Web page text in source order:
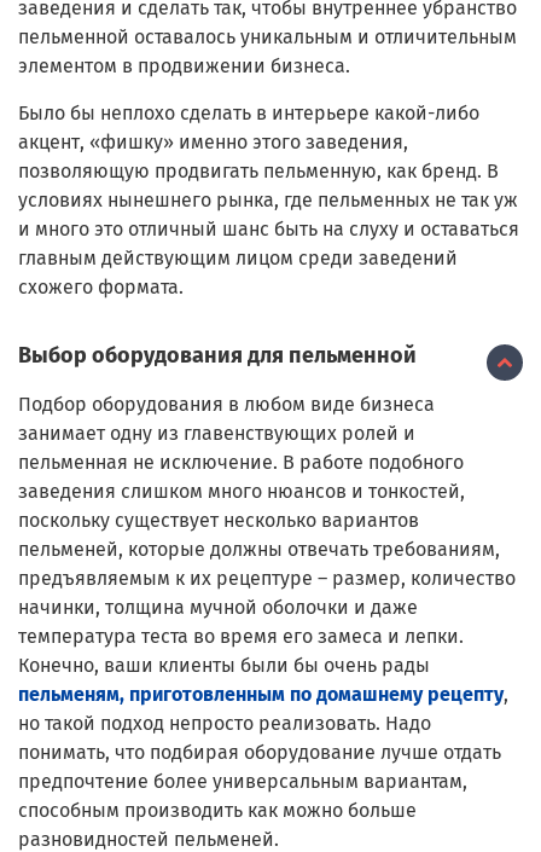
заведения и сделать так, чтобы внутреннее убранство
пельменной оставалось уникальным и отличительным
элементом в продвижении бизнеса.
Было бы неплохо сделать в интерьере какой-либо
акцент, «фишку» именно этого заведения,
позволяющую продвигать пельменную, как бренд. В
условиях нынешнего рынка, где пельменных не так уж
и много это отличный шанс быть на слуху и оставаться
главным действующим лицом среди заведений
схожего формата.
Выбор оборудования для пельменной
Подбор оборудования в любом виде бизнеса
занимает одну из главенствующих ролей и
пельменная не исключение. В работе подобного
заведения слишком много нюансов и тонкостей,
поскольку существует несколько вариантов
пельменей, которые должны отвечать требованиям,
предъявляемым к их рецептуре – размер, количество
начинки, толщина мучной оболочки и даже
температура теста во время его замеса и лепки.
Конечно, ваши клиенты были бы очень рады
пельменям, приготовленным по домашнему рецепту,
но такой подход непросто реализовать. Надо
понимать, что подбирая оборудование лучше отдать
предпочтение более универсальным вариантам,
способным производить как можно больше
разновидностей пельменей.